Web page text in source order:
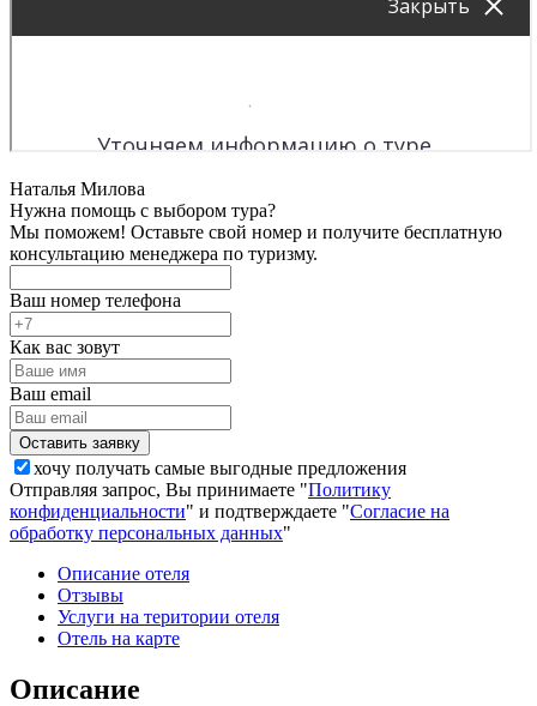
Наталья Милова
Нужна помощь с выбором тура?
Мы поможем! Оставьте свой номер и получите бесплатную
консультацию менеджера по туризму.
Ваш номер телефона
Как вас зовут
Ваш email
хочу получать самые выгодные предложения
Отправляя запрос, Вы принимаете "Политику
конфиденциальности" и подтверждаете "Согласие на
обработку персональных данных"
Описание отеля
Отзывы
Услуги на територии отеля
Отель на карте
Описание